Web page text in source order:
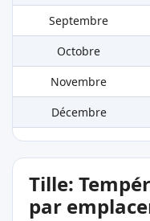
Septembre
Octobre
Novembre
Décembre
Tille:
par